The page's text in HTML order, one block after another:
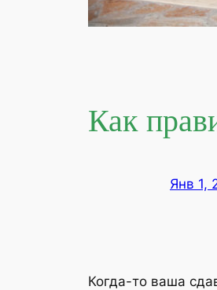
Как
Янв 1,
Когда-то ваша